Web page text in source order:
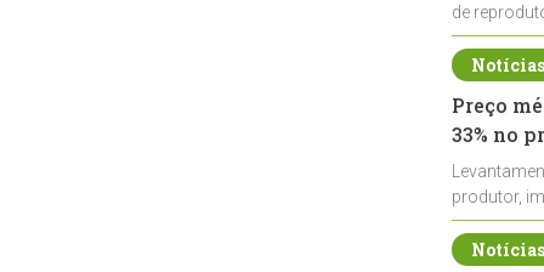
de
durante a
Preço
33% no
produtor,
de leite cru